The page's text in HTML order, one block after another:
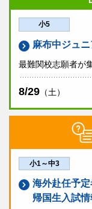
小5
麻布中ジュニ
最難関校志願者が
8/29 （土）
小1～中3
海外赴任予
帰国生入試